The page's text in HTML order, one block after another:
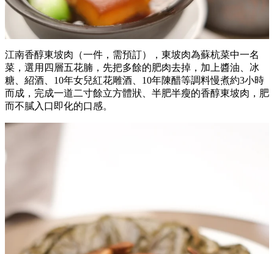
江南香醇東坡肉（一件，需預訂），東坡肉為蘇杭菜中一名
菜，選用四層五花腩，先把多餘的肥肉去掉，加上醬油、冰
糖、紹酒、10年女兒紅花雕酒、10年陳醋等調料慢煮約3小時
而成，完成一道二寸餘立方體狀、半肥半瘦的香醇東坡肉，肥
而不膩入口即化的口感。